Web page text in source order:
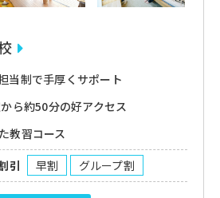
当制で手厚くサポート
ら約50分の好アクセス
教習コース
引
早割 グループ割